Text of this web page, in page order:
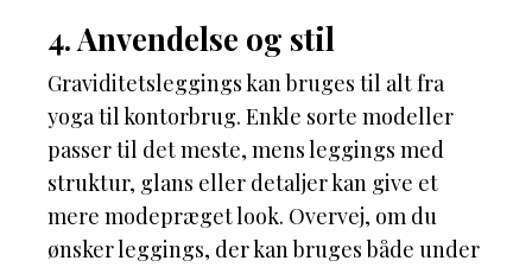
4. Anvendelse og stil
Graviditetsleggings kan bruges til alt fra
yoga til kontorbrug. Enkle sorte modeller
passer til det meste, mens leggings med
struktur, glans eller detaljer kan give et
mere modepræget look. Overvej, om du
ønsker leggings, der kan bruges både under